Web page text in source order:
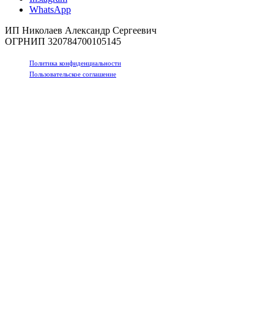
WhatsApp
ИП Николаев Александр Сергеевич
ОГРНИП 320784700105145
Политика конфиденциальности
Пользовательское соглашение